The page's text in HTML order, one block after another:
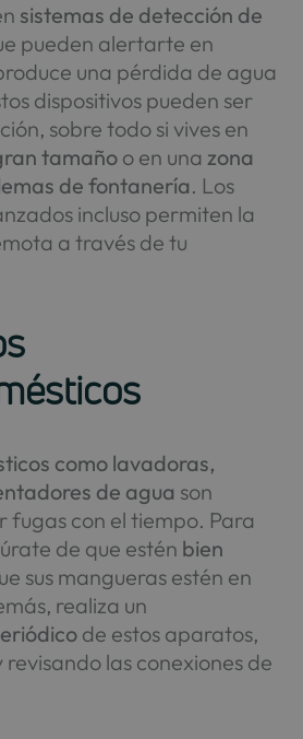
sistemas de detección de
pueden alertarte en
una pérdida de agua
dispositivos pueden ser
sobre todo si vives en
tamañoo en una zona
de fontanería. Los
incluso permiten la
a través de tu
como lavadoras,
de agua son
fugas con el tiempo. Para
de que estén bien
sus mangueras estén en
realiza un
de estos aparatos,
las conexiones de